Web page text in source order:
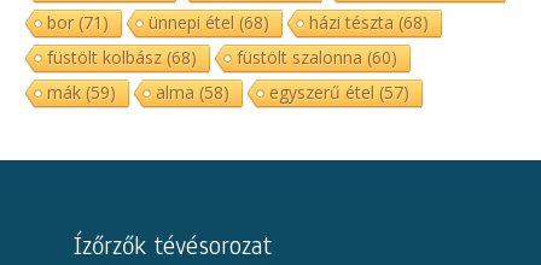
bor(71) ünnepi étel (68) házi tészta (68)
füstölt kolbász(68) füstölt szalonna (60)
mák(59) alma (58) egyszerű étel (57)
Ízőrzők tévésorozat